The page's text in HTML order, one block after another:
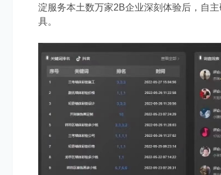
淀服务本土数万家2B企业深刻体验后，自
具。